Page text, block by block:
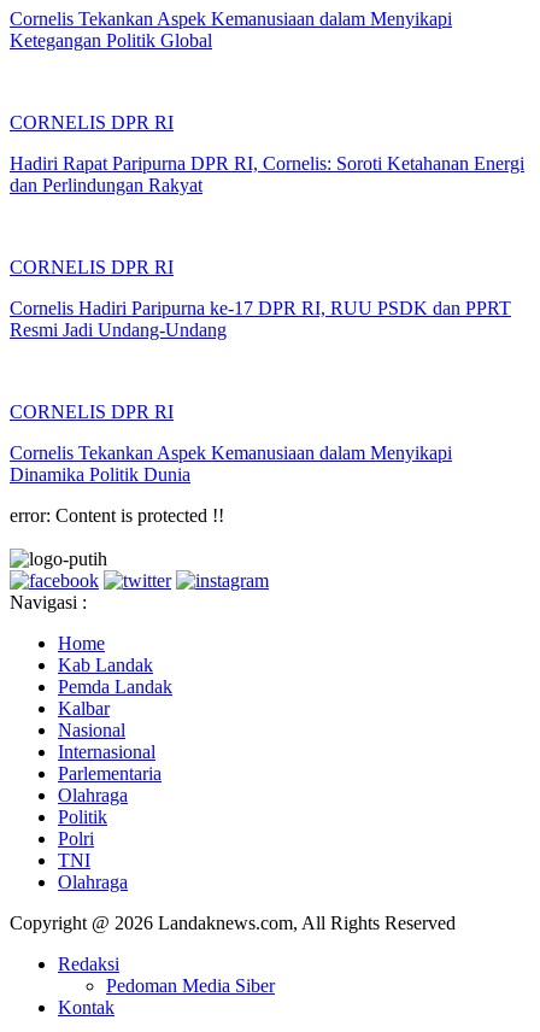
Cornelis Tekankan Aspek Kemanusiaan dalam Menyikapi
Ketegangan Politik Global
CORNELIS DPR RI
Hadiri Rapat Paripurna DPR RI, Cornelis: Soroti Ketahanan Energi
dan Perlindungan Rakyat
CORNELIS DPR RI
Cornelis Hadiri Paripurna ke-17 DPR RI, RUU PSDK dan PPRT
Resmi Jadi Undang-Undang
CORNELIS DPR RI
Cornelis Tekankan Aspek Kemanusiaan dalam Menyikapi
Dinamika Politik Dunia
error: Content is protected !!
Navigasi :
Home
Kab Landak
Pemda Landak
Kalbar
Nasional
Internasional
Parlementaria
Olahraga
Politik
Polri
TNI
Olahraga
Copyright @ 2026 Landaknews.com, All Rights Reserved
Redaksi
Pedoman Media Siber
Kontak